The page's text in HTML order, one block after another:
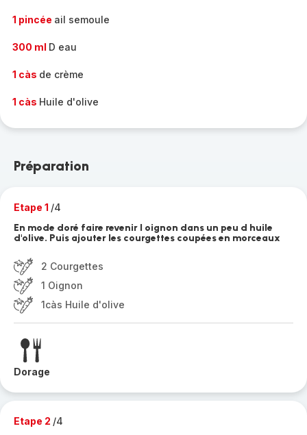
1 pincée ail semoule
300 ml D eau
1 càs de crème
1 càs Huile d'olive
Préparation
Etape 1 /4
En mode doré faire revenir l oignon dans un peu d huile
d'olive. Puis ajouter les courgettes coupées en morceaux
2 Courgettes
1 Oignon
1càs Huile d'olive
Dorage
Etape 2 /4